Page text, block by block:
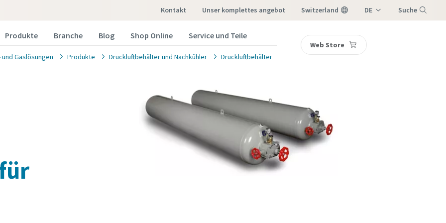
Kontakt unser komplettes angebot Switzerland DE Suche
Produkte Branche Blog Shop Online Service und Teile
und Gaslösungen Produkte Druckluftbehälter und Nachkühler Druckluftbehälter
Web Store